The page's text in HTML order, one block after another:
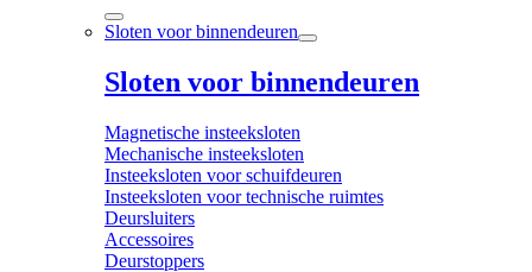
Sloten voor binnendeuren
Sloten voor binnendeuren
Magnetische insteeksloten
Mechanische insteeksloten
Insteeksloten voor schuifdeuren
Insteeksloten voor technische ruimtes
Deursluiters
Accessoires
Deurstoppers